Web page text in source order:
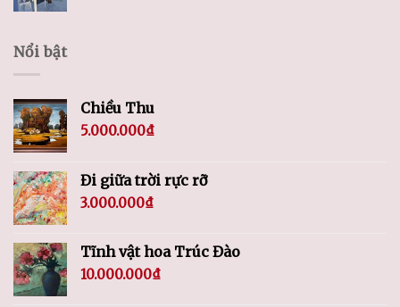
Nổi bật
Chiều Thu
5.000.000₫
Đi giữa trời rực rỡ
3.000.000₫
Tĩnh vật hoa Trúc Đào
10.000.000₫